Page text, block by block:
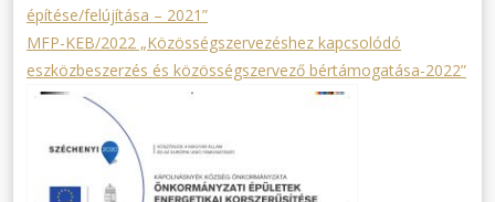
építése/felújítása – 2021”
MFP-KEB/2022 „Közösségszervezéshez kapcsolódó
eszközbeszerzés és közösségszervező bértámogatása-2022”